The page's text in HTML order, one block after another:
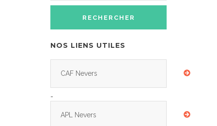
NOS LIENS UTILES
CAF Nevers
-
APL Nevers